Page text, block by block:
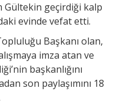
Gültekin geçirdiği kalp
evinde vefat etti.
Başkanı olan,
imza atan ve
başkanlığını
son paylaşımını 18